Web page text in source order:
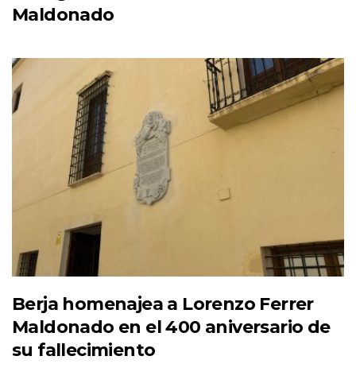
Maldonado
Berja homenajea a Lorenzo Ferrer
Maldonado en el 400 aniversario de
su fallecimiento